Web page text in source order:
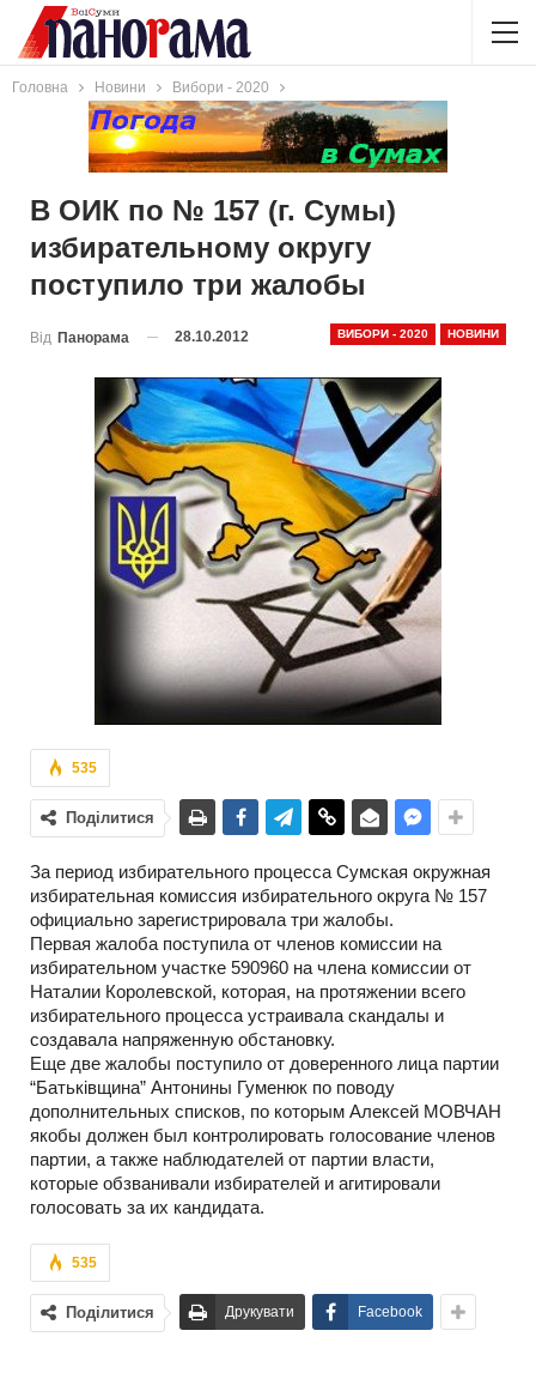
Головна Новини Вибори - 2020
В ОИК по № 157 (г. Сумы)
избирательному округу
поступило три жалобы
ВИБОРИ - 2020 НОВИНИ
Від Панорама 28.10.2012
535
Поділитися
За период избирательного процесса Сумская окружная
избирательная комиссия избирательного округа № 157
официально зарегистрировала три жалобы.
Первая жалоба поступила от членов комиссии на
избирательном участке 590960 на члена комиссии от
Наталии Королевской, которая, на протяжении всего
избирательного процесса устраивала скандалы и
создавала напряженную обстановку.
Еще две жалобы поступило от доверенного лица партии
“Батьківщина” Антонины Гуменюк по поводу
дополнительных списков, по которым Алексей МОВЧАН
якобы должен был контролировать голосование членов
партии, а также наблюдателей от партии власти,
которые обзванивали избирателей и агитировали
голосовать за их кандидата.
535
Поділитися Друкувати Facebook